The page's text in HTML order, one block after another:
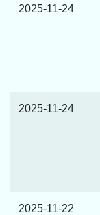
2025-11-24
2025-11-24
2025-11-22